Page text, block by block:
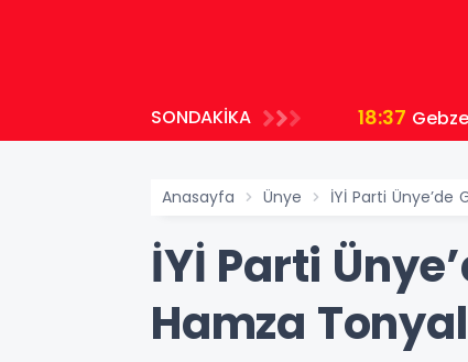
SONDAKİKA 18:37
Anasayfa Ünye İYİ Parti Ünye’de
İYİ Parti
Hamza